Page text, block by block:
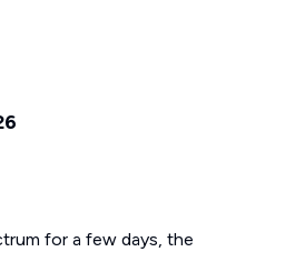
for a few days, the